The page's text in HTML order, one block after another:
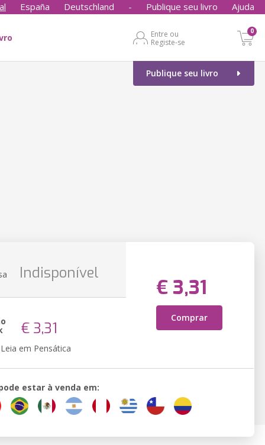
España Deutschland - Publique seu livro Ajuda
Entre ou
Registe-se
0
Publique seu livro
Indisponível
€ 3,31
Comprar
€ 3,31
Leia em Pensática
estar à venda em: